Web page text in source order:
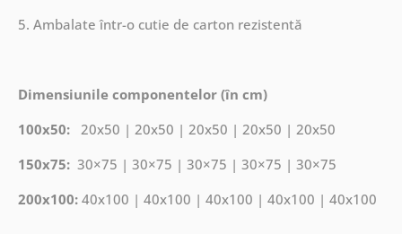
5. Ambalate într-o cutie de carton rezistentă
Dimensiunile componentelor (în cm)
100x50: 20x50 | 20x50 | 20x50 | 20x50 | 20x50
150x75: 30×75 | 30×75 | 30×75 | 30×75 | 30×75
200x100: 40x100 | 40x100 | 40x100 | 40x100 | 40x100